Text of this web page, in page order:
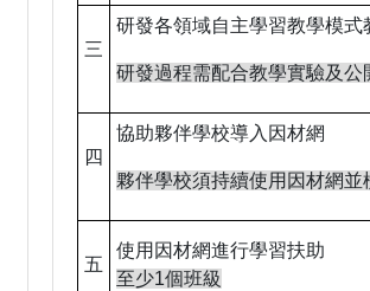
三
研發各領域自主學習教學模
研發過程需配合教學實驗及公
四
協助夥伴學校導入因材網
夥伴學校須持續使用因材網並
五
使用因材網進行學習扶助
至少1個班級